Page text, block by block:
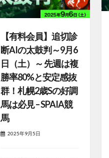
【有料会員】追切診
断AIの太鼓判～9月6
日（土）～ 先週は複
勝率80%と安定感抜
群！札幌2歳Sの好調
馬は必見 – SPAIA競
馬
2025年9月5日